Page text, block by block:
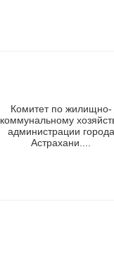
Комитет по жилищно-
коммунальному
администрации города
Астрахани....